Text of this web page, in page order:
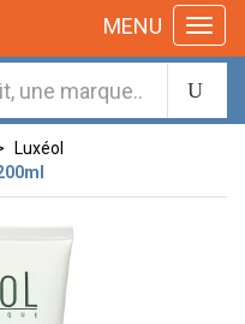
MENU
Luxéol